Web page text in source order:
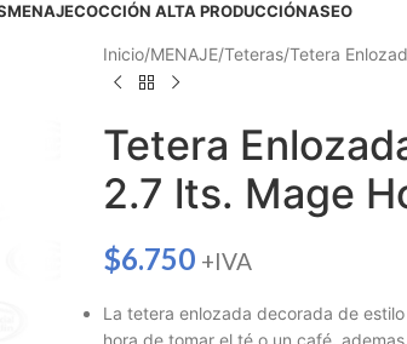
MENAJECOCCIÓN ALTA PRODUCCIÓNASEO
Inicio MENAJE Teteras Tetera
Tetera
2.7 lts. Mage
$6.750 +IVA
La tetera enlozada decorada de
hora de tomar el té o un café,